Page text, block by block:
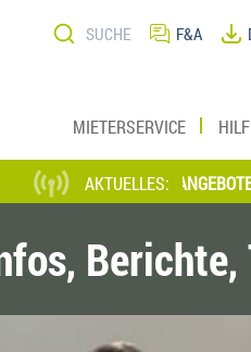
Suche F&A
MIETERSERVICE
AKTUELLES:
STELLENANGEBOTE AUF